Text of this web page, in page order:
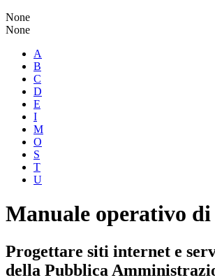
None
None
A
B
C
D
E
I
M
O
S
T
U
Manuale operativo di
Progettare siti internet e
della Pubblica